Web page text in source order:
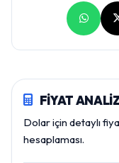
FİYAT
Dolar için detaylı
hesaplaması.